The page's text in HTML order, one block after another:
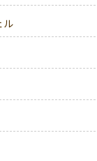
ル